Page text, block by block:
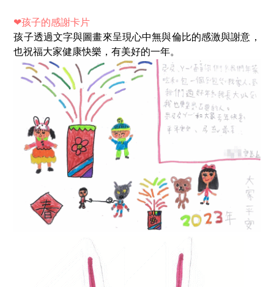
❤孩子的感謝卡片
孩子透過文字與圖畫來呈現心中無與倫比的感激與謝意，
也祝福大家健康快樂，有美好的一年。